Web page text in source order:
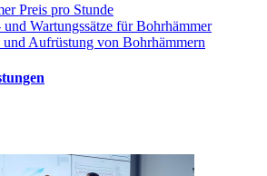
Preis pro Stunde
und Wartungssätze für Bohrhämmer
und Aufrüstung von Bohrhämmern